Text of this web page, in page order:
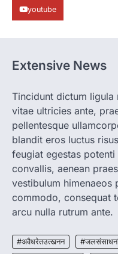
बनाने
2
जाएगी
रायपुर।
बच्चों के
3
CG :
हरित
youtube
Extensive News
Tincidunt dictum ligula
vitae ultricies ante,
pellentesque
blandit eros luctus
feugiat egestas
convallis, aenean
vestibulum himenaeos
commodo, consequat
arcu nulla rutrum ante.
#अवैधरेतउत्खनन